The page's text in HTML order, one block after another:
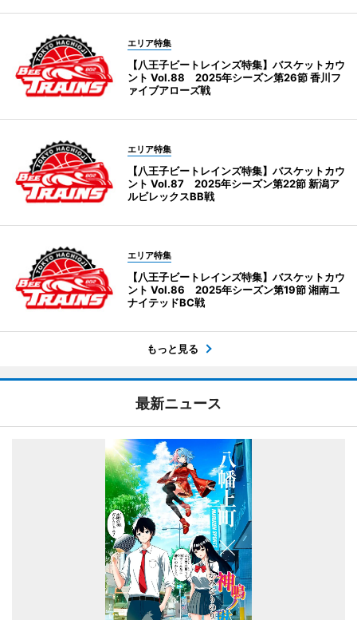
エリア特集
【八王子ビートレインズ特集】バスケットカウ
ント Vol.88 2025年シーズン第26節 香川フ
ァイブアローズ戦
エリア特集
【八王子ビートレインズ特集】バスケットカウ
ント Vol.87 2025年シーズン第22節 新潟ア
ルビレックスBB戦
エリア特集
【八王子ビートレインズ特集】バスケットカウ
ント Vol.86 2025年シーズン第19節 湘南ユ
ナイテッドBC戦
もっと見る
最新ニュース